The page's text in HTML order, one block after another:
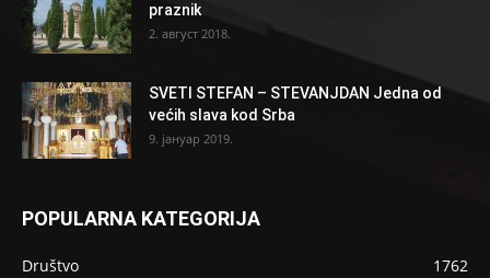
praznik
2. август 2018.
SVETI STEFAN – STEVANJDAN Jedna od
većih slava kod Srba
9. јануар 2019.
POPULARNA KATEGORIJA
Društvo
1762